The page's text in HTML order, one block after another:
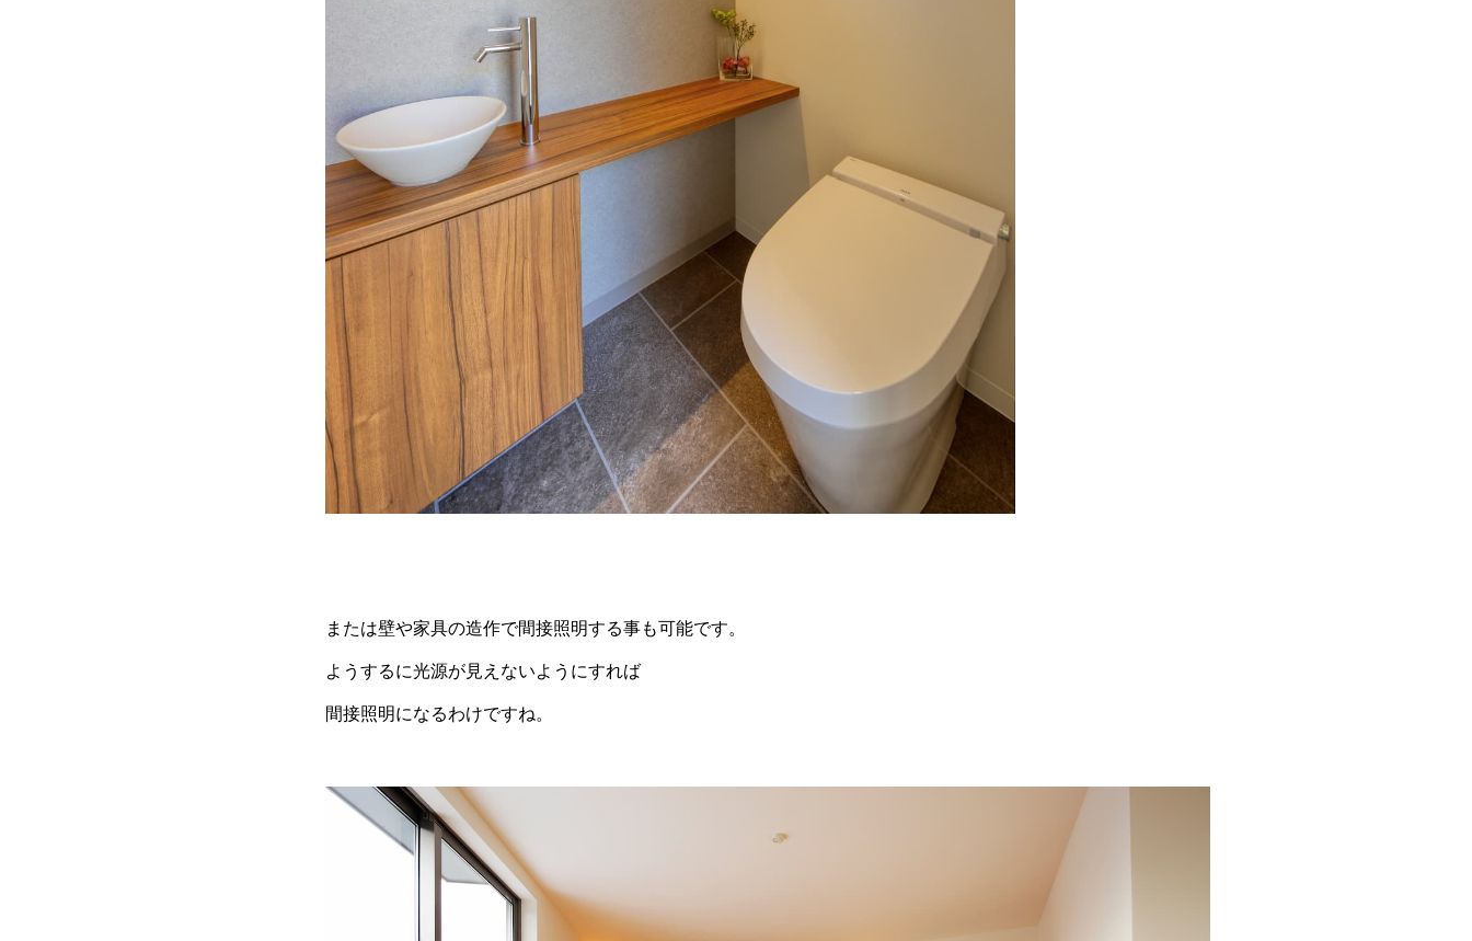
または壁や家具の造作で間接照明する事も可能です。
ようするに光源が見えないようにすれば
間接照明になるわけですね。